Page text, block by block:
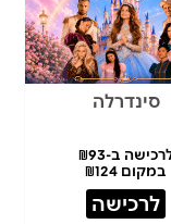
סינדרלה
ב-₪93
במקום ₪124
לרכישה